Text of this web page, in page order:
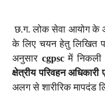
छ.ग. लोक सेवा आयोग के
के लिए चयन हेतु लिखित
अनुसार cgpscमें निकली
क्षेत्रीय परिवहन
अलग से शारीरिक मापदंड